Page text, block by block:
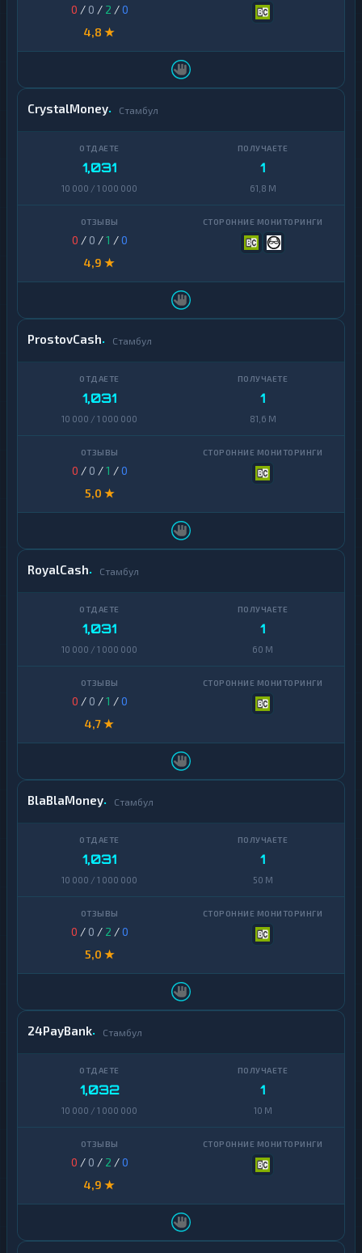
0 / 0 / 2 /0
4,8 ★
CrystalMoney Стамбул
1,031
10 000 / 1 000 000
1
61,8 M
0 / 0 /1 /0
4,9 ★
ProstovCash Стамбул
1,031
10 000 / 1 000 000
1
81,6 M
0 / 0 /1 /0
5,0 ★
RoyalCash Стамбул
1,031
10 000 / 1 000 000
1
60 M
0 / 0 /1 /0
4,7 ★
BlaBlaMoney Стамбул
1,031
10 000 / 1 000 000
1
50 M
0 / 0 / 2 /0
5,0 ★
24PayBank Стамбул
1,032
10 000 / 1 000 000
1
10 M
0 / 0 / 2 /0
4,9 ★